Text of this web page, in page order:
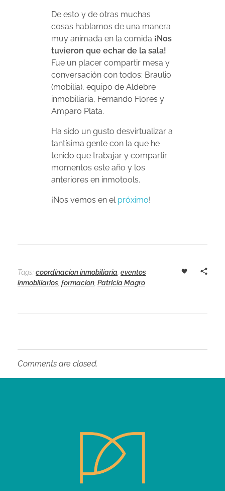
De esto y de otras muchas
cosas hablamos de una manera
muy animada en la comida ¡Nos
tuvieron que echar de la sala!
Fue un placer compartir mesa y
conversación con todos: Braulio
(mobilia), equipo de Aldebre
inmobiliaria, Fernando Flores y
Amparo Plata.
Ha sido un gusto desvirtualizar a
tantísima gente con la que he
tenido que trabajar y compartir
momentos este año y los
anteriores en inmotools.
¡Nos vemos en el próximo!
Tags: coordinacion inmobiliaria, eventos
inmobiliarios, formacion, Patricia Magro
Comments are closed.